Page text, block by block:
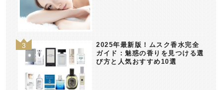
2025年最新版！ムスク香水完全
ガイド：魅惑の香りを見つける選
び方と人気おすすめ10選